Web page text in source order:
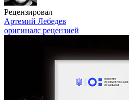
Рецензировал
Артемий Лебедев
оригиналс рецензией